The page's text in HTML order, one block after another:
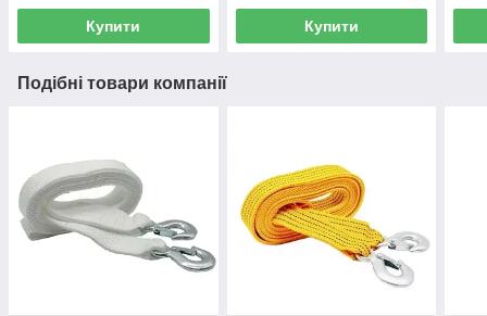
Купити Купити
Подібні товари компанії